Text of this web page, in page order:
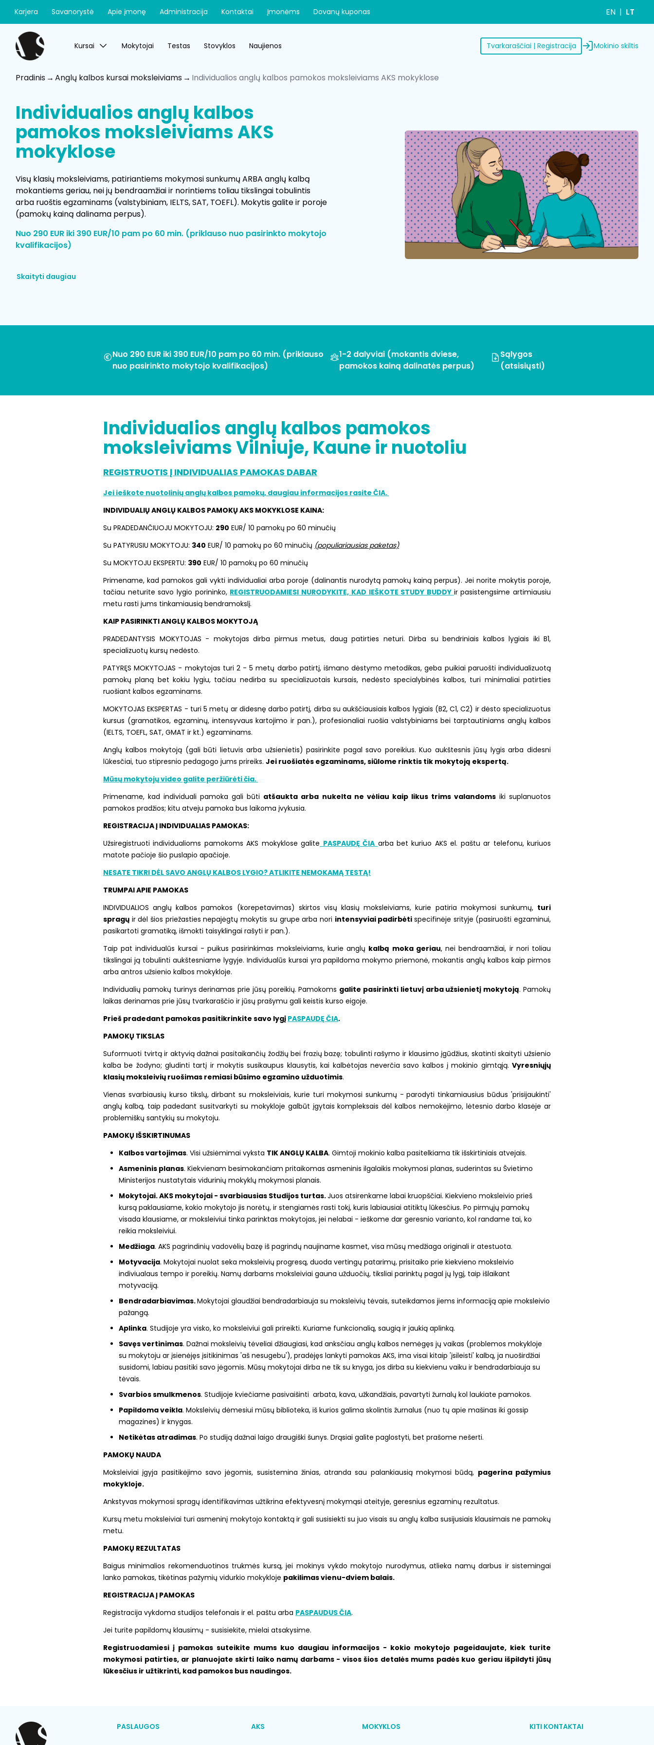
Kursai Mokytojai Testas Stovyklos Naujienos Tvarkaraščiai | Registracija Mokinio skiltis
Karjera Savanorystė Apie įmonę Administracija Kontaktai Įmonėms Dovanų kuponas EN LT
Pradinis Anglų kalbos kursai moksleiviams Individualios anglų kalbos pamokos moksleiviams AKS mokyklose
Individualios anglų kalbos
pamokos moksleiviams AKS
mokyklose
Visų klasių moksleiviams, patiriantiems mokymosi sunkumų ARBA anglų kalbą
mokantiems geriau, nei jų bendraamžiai ir norintiems toliau tikslingai tobulintis
arba ruoštis egzaminams (valstybiniam, IELTS, SAT, TOEFL). Mokytis galite ir poroje
(pamokų kainą dalinama perpus).
Nuo 290 EUR iki 390 EUR/10 pam po 60 min. (priklauso nuo pasirinkto mokytojo
kvalifikacijos)
Skaityti daugiau
Nuo 290 EUR iki 390 EUR/10 pam po 60 min. (priklauso
nuo pasirinkto mokytojo kvalifikacijos)
1-2 dalyviai (mokantis dviese,
pamokos kainą dalinatės perpus)
Sąlygos
(atsisiųsti)
Individualios anglų kalbos pamokos
moksleiviams Vilniuje, Kaune ir nuotoliu
REGISTRUOTIS Į INDIVIDUALIAS PAMOKAS DABAR
Jei ieškote nuotolinių anglų kalbos pamokų, daugiau informacijos rasite ČIA.
INDIVIDUALIŲ ANGLŲ KALBOS PAMOKŲ AKS MOKYKLOSE KAINA:
Su PRADEDANČIUOJU MOKYTOJU: 290 EUR/ 10 pamokų po 60 minučių
Su PATYRUSIU MOKYTOJU: 340 EUR/ 10 pamokų po 60 minučių (populiariausias paketas)
Su MOKYTOJU EKSPERTU: 390 EUR/ 10 pamokų po 60 minučių
Primename, kad pamokos gali vykti individualiai arba poroje (dalinantis nurodytą pamokų kainą perpus). Jei norite mokytis poroje,
tačiau neturite savo lygio porininko, REGISTRUODAMIESI NURODYKITE, KAD IEŠKOTE STUDY BUDDY ir pasistengsime artimiausiu
metu rasti jums tinkamiausią bendramokslį.
KAIP PASIRINKTI ANGLŲ KALBOS MOKYTOJĄ
PRADEDANTYSIS MOKYTOJAS - mokytojas dirba pirmus metus, daug patirties neturi. Dirba su bendriniais kalbos lygiais iki B1,
specializuotų kursų nedėsto.
PATYRĘS MOKYTOJAS - mokytojas turi 2 - 5 metų darbo patirtį, išmano dėstymo metodikas, geba puikiai paruošti individualizuotą
pamokų planą bet kokiu lygiu, tačiau nedirba su specializuotais kursais, nedėsto specialybinės kalbos, turi minimaliai patirties
ruošiant kalbos egzaminams.
MOKYTOJAS EKSPERTAS - turi 5 metų ar didesnę darbo patirtį, dirba su aukščiausiais kalbos lygiais (B2, C1, C2) ir dėsto specializuotus
kursus (gramatikos, egzaminų, intensyvaus kartojimo ir pan.), profesionaliai ruošia valstybiniams bei tarptautiniams anglų kalbos
(IELTS, TOEFL, SAT, GMAT ir kt.) egzaminams.
Anglų kalbos mokytoją (gali būti lietuvis arba užsienietis) pasirinkite pagal savo poreikius. Kuo aukštesnis jūsų lygis arba didesni
lūkesčiai, tuo stipresnio pedagogo jums prireiks. Jei ruošiatės egzaminams, siūlome rinktis tik mokytoją ekspertą.
Mūsų mokytojų video galite peržiūrėti čia.
Primename, kad individuali pamoka gali būti atšaukta arba nukelta ne vėliau kaip likus trims valandomsiki suplanuotos
pamokos pradžios; kitu atveju pamoka bus laikoma įvykusia.
REGISTRACIJA Į INDIVIDUALIAS PAMOKAS:
Užsiregistruoti individualioms pamokoms AKS mokyklose galite PASPAUDĘ ČIA arba bet kuriuo AKS el. paštu ar telefonu, kuriuos
matote pačioje šio puslapio apačioje.
NESATE TIKRI DĖL SAVO ANGLŲ KALBOS LYGIO? ATLIKITE NEMOKAMĄ TESTĄ!
TRUMPAI APIE PAMOKAS
INDIVIDUALIOS anglų kalbos pamokos (korepetavimas) skirtos visų klasių moksleiviams, kurie patiria mokymosi sunkumų, turi
spragų ir dėl šios priežasties nepajėgtų mokytis su grupe arba nori intensyviai padirbėti specifinėje srityje (pasiruošti egzaminui,
pasikartoti gramatiką, išmokti taisyklingai rašyti ir pan.).
Taip pat individualūs kursai - puikus pasirinkimas moksleiviams, kurie anglų kalbą moka geriau, nei bendraamžiai, ir nori toliau
tikslingai ją tobulinti aukštesniame lygyje. Individualūs kursai yra papildoma mokymo priemonė, mokantis anglų kalbos kaip pirmos
arba antros užsienio kalbos mokykloje.
Individualių pamokų turinys derinamas prie jūsų poreikių. Pamokoms galite pasirinkti lietuvį arba užsienietį mokytoją. Pamokų
laikas derinamas prie jūsų tvarkaraščio ir jūsų prašymu gali keistis kurso eigoje.
Prieš pradedant pamokas pasitikrinkite savo lygį PASPAUDĘ ČIA.
PAMOKŲ TIKSLAS
Suformuoti tvirtą ir aktyvią dažnai pasitaikančių žodžių bei frazių bazę; tobulinti rašymo ir klausimo įgūdžius, skatinti skaityti užsienio
kalba be žodyno; gludinti tartį ir mokytis susikaupus klausytis, kai kalbėtojas neverčia savo kalbos į mokinio gimtąją. Vyresniųjų
klasių moksleivių ruošimas remiasi būsimo egzamino užduotimis.
Vienas svarbiausių kurso tikslų, dirbant su moksleiviais, kurie turi mokymosi sunkumų - parodyti tinkamiausius būdus 'prisijaukinti'
anglų kalbą, taip padedant susitvarkyti su mokykloje galbūt įgytais kompleksais dėl kalbos nemokėjimo, lėtesnio darbo klasėje ar
problemiškų santykių su mokytoju.
PAMOKŲ IŠSKIRTINUMAS
Kalbos vartojimas. Visi užsiėmimai vyksta TIK ANGLŲ KALBA. Gimtoji mokinio kalba pasitelkiama tik išskirtiniais atvejais.
Asmeninis planas. Kiekvienam besimokančiam pritaikomas asmeninis ilgalaikis mokymosi planas, suderintas su Švietimo
Ministerijos nustatytais vidurinių mokyklų mokymosi planais.
Mokytojai. AKS mokytojai - svarbiausias Studijos turtas.Juos atsirenkame labai kruopščiai. Kiekvieno moksleivio prieš
kursą paklausiame, kokio mokytojo jis norėtų, ir stengiamės rasti tokį, kuris labiausiai atitiktų lūkesčius. Po pirmųjų pamokų
visada klausiame, ar moksleiviui tinka parinktas mokytojas, jei nelabai - ieškome dar geresnio varianto, kol randame tai, ko
reikia moksleiviui.
Medžiaga. AKS pagrindinių vadovėlių bazę iš pagrindų naujiname kasmet, visa mūsų medžiaga originali ir atestuota.
Motyvacija. Mokytojai nuolat seka moksleivių progresą, duoda vertingų patarimų, prisitaiko prie kiekvieno moksleivio
indiviualaus tempo ir poreikių. Namų darbams moksleiviai gauna užduočių, tiksliai parinktų pagal jų lygį, taip išlaikant
motyvaciją.
Bendradarbiavimas.Mokytojai glaudžiai bendradarbiauja su moksleivių tėvais, suteikdamos jiems informaciją apie moksleivio
pažangą.
Aplinka. Studijoje yra visko, ko moksleiviui gali prireikti. Kuriame funkcionalią, saugią ir jaukią aplinką.
Savęs vertinimas. Dažnai moksleivių tėveliai džiaugiasi, kad anksčiau anglų kalbos nemėgęs jų vaikas (problemos mokykloje
su mokytoju ar įsienėjęs įsitikinimas 'aš nesugebu'), pradėjęs lankyti pamokas AKS, ima visai kitaip 'įsileisti' kalbą, ja nuoširdžiai
susidomi, labiau pasitiki savo jėgomis. Mūsų mokytojai dirba ne tik su knyga, jos dirba su kiekvienu vaiku ir bendradarbiauja su
tėvais.
Svarbios smulkmenos. Studijoje kviečiame pasivaišinti arbata, kava, užkandžiais, pavartyti žurnalų kol laukiate pamokos.
Papildoma veikla. Moksleivių dėmesiui mūsų biblioteka, iš kurios galima skolintis žurnalus (nuo tų apie mašinas iki gossip
magazines) ir knygas.
Netikėtas atradimas. Po studiją dažnai laigo draugiški šunys. Drąsiai galite paglostyti, bet prašome nešerti.
PAMOKŲ NAUDA
Moksleiviai įgyja pasitikėjimo savo jėgomis, susistemina žinias, atranda sau palankiausią mokymosi būdą, pagerina pažymius
mokykloje.
Ankstyvas mokymosi spragų identifikavimas užtikrina efektyvesnį mokymąsi ateityje, geresnius egzaminų rezultatus.
Kursų metu moksleiviai turi asmeninį mokytojo kontaktą ir gali susisiekti su juo visais su anglų kalba susijusiais klausimais ne pamokų
metu.
PAMOKŲ REZULTATAS
Baigus minimalios rekomenduotinos trukmės kursą, jei mokinys vykdo mokytojo nurodymus, atlieka namų darbus ir sistemingai
lanko pamokas, tikėtinas pažymių vidurkio mokykloje pakilimas vienu-dviem balais.
REGISTRACIJA Į PAMOKAS
Registracija vykdoma studijos telefonais ir el. paštu arba PASPAUDUS ČIA.
Jei turite papildomų klausimų - susisiekite, mielai atsakysime.
Registruodamiesi į pamokas suteikite mums kuo daugiau informacijos - kokio mokytojo pageidaujate, kiek turite
mokymosi patirties, ar planuojate skirti laiko namų darbams - visos šios detalės mums padės kuo geriau išpildyti jūsų
lūkesčius ir užtikrinti, kad pamokos bus naudingos.
PASLAUGOS AKS MOKYKLOS KITI KONTAKTAI